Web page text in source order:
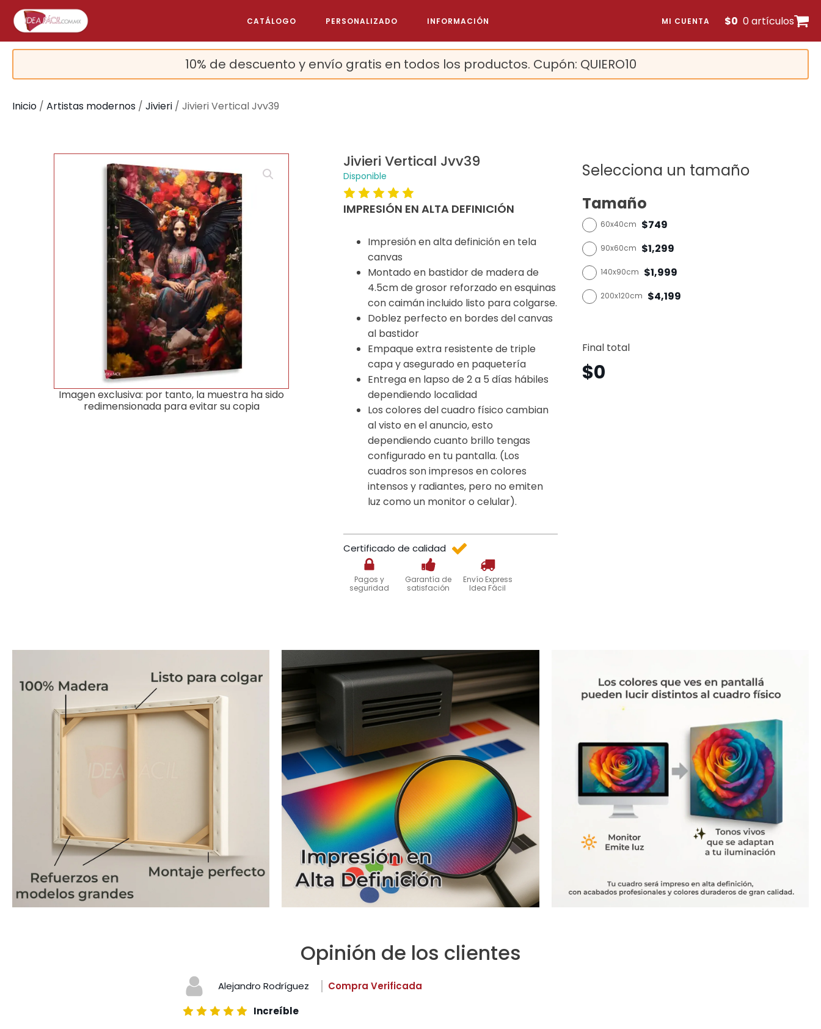
CATÁLOGO PERSONALIZADO INFORMACIÓN MI CUENTA $0 0 artículos
10% de descuento y envío gratis en todos los productos. Cupón: QUIERO10
Inicio / Artistas modernos / Jivieri / Jivieri Vertical Jvv39
Imagen exclusiva: por tanto, la muestra ha sido
redimensionada para evitar su copia
Jivieri Vertical Jvv39
Disponible
IMPRESIÓN EN ALTA DEFINICIÓN
Impresión en alta definición en tela
canvas
Montado en bastidor de madera de
4.5cm de grosor reforzado en esquinas
con caimán incluido listo para colgarse.
Doblez perfecto en bordes del canvas
al bastidor
Empaque extra resistente de triple
capa y asegurado en paquetería
Entrega en lapso de 2 a 5 días hábiles
dependiendo localidad
Los colores del cuadro físico cambian
al visto en el anuncio, esto
dependiendo cuanto brillo tengas
configurado en tu pantalla. (Los
cuadros son impresos en colores
intensos y radiantes, pero no emiten
luz como un monitor o celular).
Certificado de calidad
Pagos y
seguridad
Garantía de
satisfación
Envío Express
Idea Fácil
Selecciona un tamaño
Tamaño
60x40cm $749
90x60cm $1,299
140x90cm $1,999
200x120cm $4,199
Final total
$0
Opinión de los clientes
Alejandro Rodríguez
Compra Verificada
Increíble